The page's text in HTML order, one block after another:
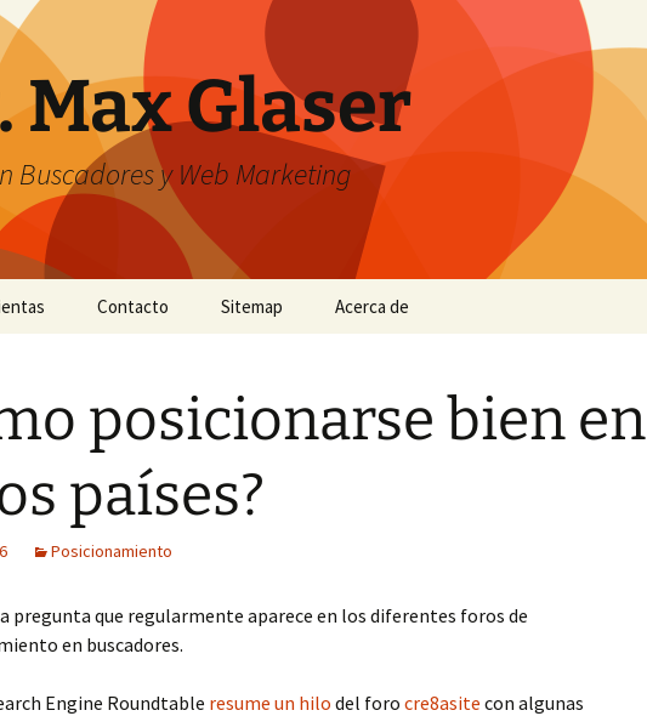
Max Glaser
Buscadores y Web Marketing
Contacto Sitemap Acerca de
posicionarse bien en
países?
Posicionamiento
pregunta que regularmente aparece en los diferentes foros de
en buscadores.
Engine Roundtable resume un hilo del foro cre8asite con algunas